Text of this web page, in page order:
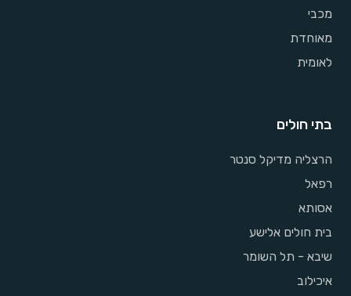
מכבי
מאוחדת
לאומית
בתי חולים
הרצליה מדיקל סנטר
רפאל
אסותא
בית חולים אלישע
שיבא - תל השומר
איכילוב